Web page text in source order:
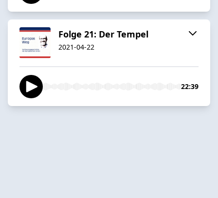
Folge 21: Der Tempel
2021-04-22
22:39